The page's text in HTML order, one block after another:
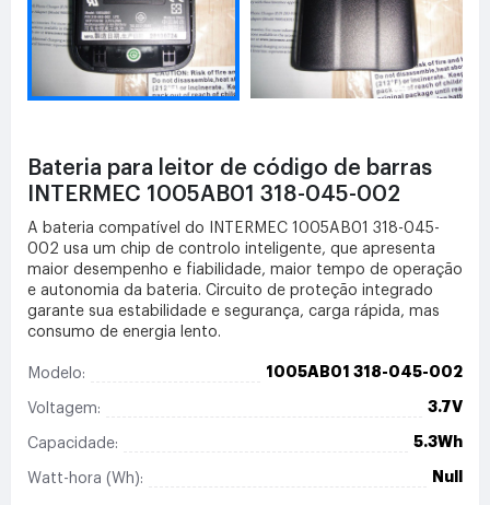
Bateria para leitor de código de barras
INTERMEC 1005AB01 318-045-002
A bateria compatível do INTERMEC 1005AB01 318-045-
002 usa um chip de controlo inteligente, que apresenta
maior desempenho e fiabilidade, maior tempo de operação
e autonomia da bateria. Circuito de proteção integrado
garante sua estabilidade e segurança, carga rápida, mas
consumo de energia lento.
Modelo: 1005AB01 318-045-002
Voltagem: 3.7V
Capacidade: 5.3Wh
Watt-hora (Wh): Null